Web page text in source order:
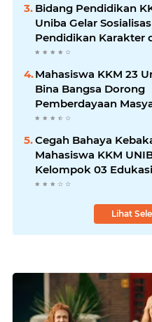
Bidang Pendidikan
Uniba Gelar
Pendidikan Karakter
Kenakalan Remaja di
Negeri 1 Baros
Mahasiswa KKM 23
Bina Bangsa Dorong
Pemberdayaan
melalui Seminar di
Pelawad
Cegah Bahaya
Mahasiswa KKM
Kelompok 03
Karundang Mengenai
Lihat